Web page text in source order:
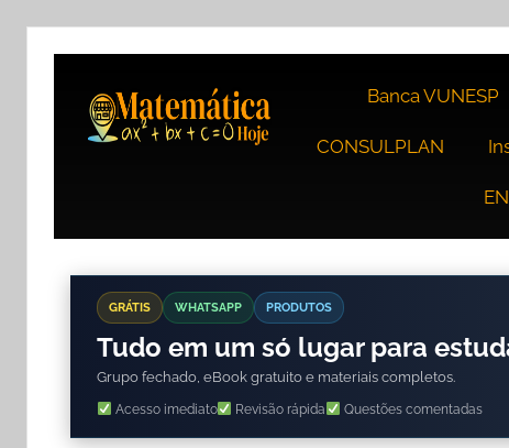
Banca VUNESP
CONSULPLAN
GRÁTIS WHATSAPP PRODUTOS
Tudo em um só lugar para
Grupo fechado, eBook gratuito e materiais completos.
Acesso imediato Revisão rápida Questões comentadas